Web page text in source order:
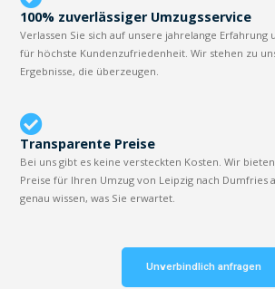
100% zuverlässiger Umzugsservice
Verlassen Sie sich auf unsere jahrelange Erfahrung
für höchste Kundenzufriedenheit. Wir stehen zu
Ergebnisse, die überzeugen.
Transparente Preise
Bei uns gibt es keine versteckten Kosten. Wir
Preise für Ihren Umzug von Leipzig nach Dumfries
genau wissen, was Sie erwartet.
Unverbindlich anfragen